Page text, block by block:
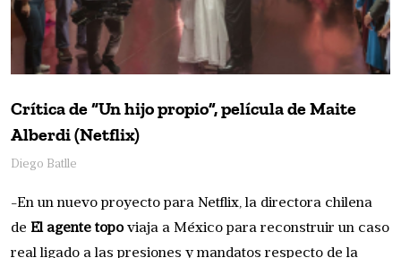
Crítica de “Un hijo propio”, película de Maite
Alberdi (Netflix)
Diego Batlle
-En un nuevo proyecto para Netflix, la directora chilena
de El agente topoviaja a México para reconstruir un caso
real ligado a las presiones y mandatos respecto de la